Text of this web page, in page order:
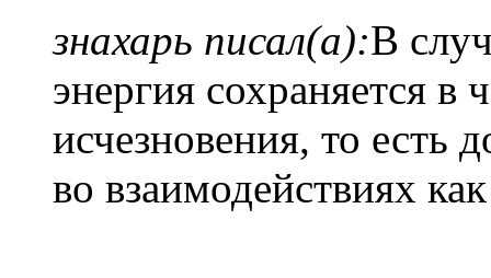
знахарь писал(а):В
энергия сохраняется в
исчезновения, то есть
во взаимодействиях